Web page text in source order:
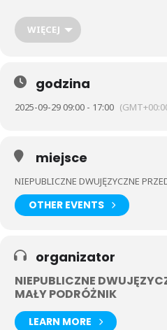
WIĘCEJ
godzina
2025-09-29 09:00 - 17:00
miejsce
NIEPUBLICZNE DWUJĘZYCZNE
OTHER EVENTS
organizator
NIEPUBLICZNE
MAŁY PODRÓŻNIK
LEARN MORE